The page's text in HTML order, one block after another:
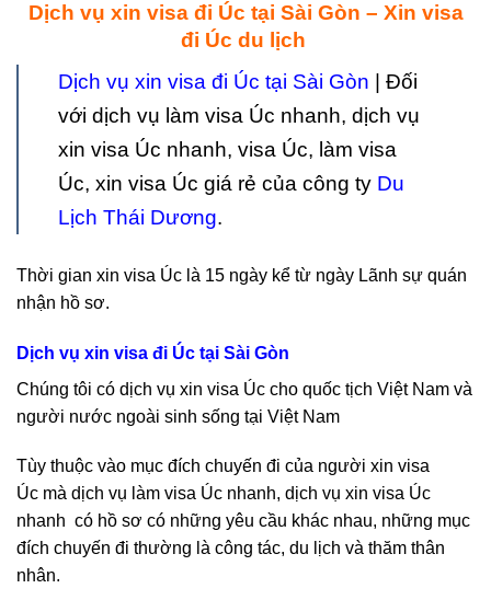
Dịch vụ xin visa đi Úc tại Sài Gòn – Xin visa
đi Úc du lịch
Dịch vụ xin visa đi Úc tại Sài Gòn | Đối
với dịch vụ làm visa Úc nhanh, dịch vụ
xin visa Úc nhanh, visa Úc, làm visa
Úc, xin visa Úc giá rẻ của công ty Du
Lịch Thái Dương.
Thời gian xin visa Úc là 15 ngày kể từ ngày Lãnh sự quán
nhận hồ sơ.
Dịch vụ xin visa đi Úc tại Sài Gòn
Chúng tôi có dịch vụ xin visa Úc cho quốc tịch Việt Nam và
người nước ngoài sinh sống tại Việt Nam
Tùy thuộc vào mục đích chuyến đi của người xin visa
Úc mà dịch vụ làm visa Úc nhanh, dịch vụ xin visa Úc
nhanh có hồ sơ có những yêu cầu khác nhau, những mục
đích chuyến đi thường là công tác, du lịch và thăm thân
nhân.